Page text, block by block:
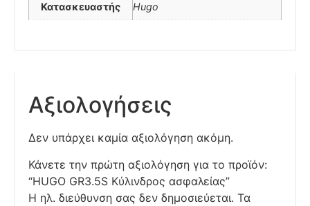
Κατασκευαστής Hugo
Αξιολογήσεις
Δεν υπάρχει καμία αξιολόγηση ακόμη.
Κάνετε την πρώτη αξιολόγηση για το προϊόν:
“HUGO GR3.5S Κύλινδρος ασφαλείας”
Η ηλ. διεύθυνση σας δεν δημοσιεύεται. Τα